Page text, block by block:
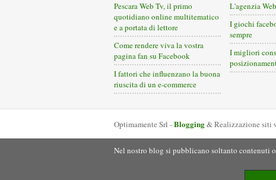
Pescara Web Tv, il primo
quotidiano online multitematico
e a portata di lettore
Come rendere viva la vostra
pagina fan su Facebook
I fattori che influenzano la buona
riuscita di un e-commerce
L'agenzia Web
I giochi
sempre
I migliori
Optimamente Srl -Blogging& Realizzazione siti
Nel nostro blog si pubblicano soltanto contenuti